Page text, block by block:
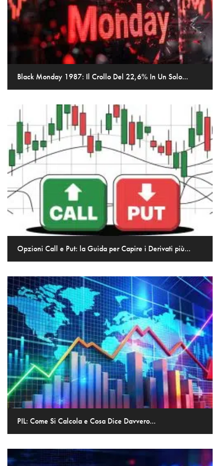
Black Monday 1987: Il Crollo Del 22,6% In Un Solo...
Opzioni Call e Put: la Guida per Capire i Derivati più...
PIL: Come Si Calcola e Cosa Dice Davvero...